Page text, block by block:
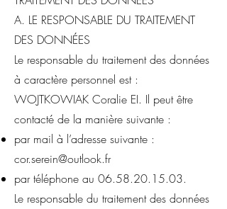
A. LE RESPONSABLE DU TRAITEMENT
DES DONNÉES
Le responsable du traitement des données
à caractère personnel est :
WOJTKOWIAK Coralie EI. Il peut être
contacté de la manière suivante :
par mail à l’adresse suivante :
cor.serein@outlook.fr
par téléphone au 06.58.20.15.03.
Le responsable du traitement des données